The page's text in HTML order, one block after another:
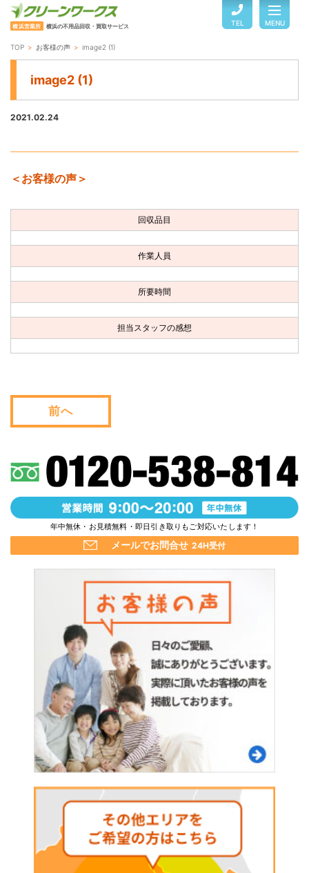
横浜営業所 横浜の不用品回収・買取サービス TEL MENU
TOP
ご利用の流れ
お客様の声
お問い合わせ
会社概要
WEB割引券プレゼント！
TOP お客様の声 image2 (1)
image2 (1)
2021.02.24
＜お客様の声＞
回収品目
作業人員
所要時間
担当スタッフの感想
前へ
年中無休・お見積無料・即日引き取りもご対応いたします！
メールでお問合せ 24H受付